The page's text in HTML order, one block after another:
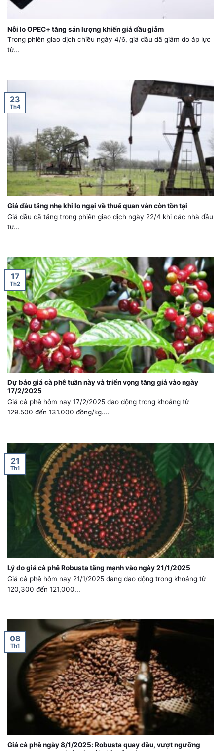
Nỗi lo OPEC+ tăng sản lượng khiến giá dầu giảm
Trong phiên giao dịch chiều ngày 4/6, giá dầu đã giảm do áp lực
từ...
Giá dầu tăng nhẹ khi lo ngại về thuế quan vẫn còn tồn tại
Giá dầu đã tăng trong phiên giao dịch ngày 22/4 khi các nhà đầu
tư...
23
Th4
Dự báo giá cà phê tuần này và triển vọng tăng giá vào ngày
17/2/2025
Giá cà phê hôm nay 17/2/2025 dao động trong khoảng từ
129.500 đến 131.000 đồng/kg....
17
Th2
Lý do giá cà phê Robusta tăng mạnh vào ngày 21/1/2025
Giá cà phê hôm nay 21/1/2025 đang dao động trong khoảng từ
120,300 đến 121,000...
21
Th1
Giá cà phê ngày 8/1/2025: Robusta quay đầu, vượt ngưỡng
08
Th1